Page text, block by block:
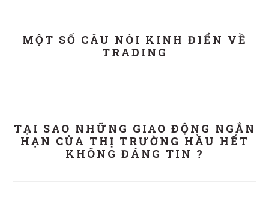
MỘT SỐ CÂU NÓI KINH ĐIỂN VỀ
TRADING
TẠI SAO NHỮNG GIAO ĐỘNG NGẮN
HẠN CỦA THỊ TRƯỜNG HẦU HẾT
KHÔNG ĐÁNG TIN ?